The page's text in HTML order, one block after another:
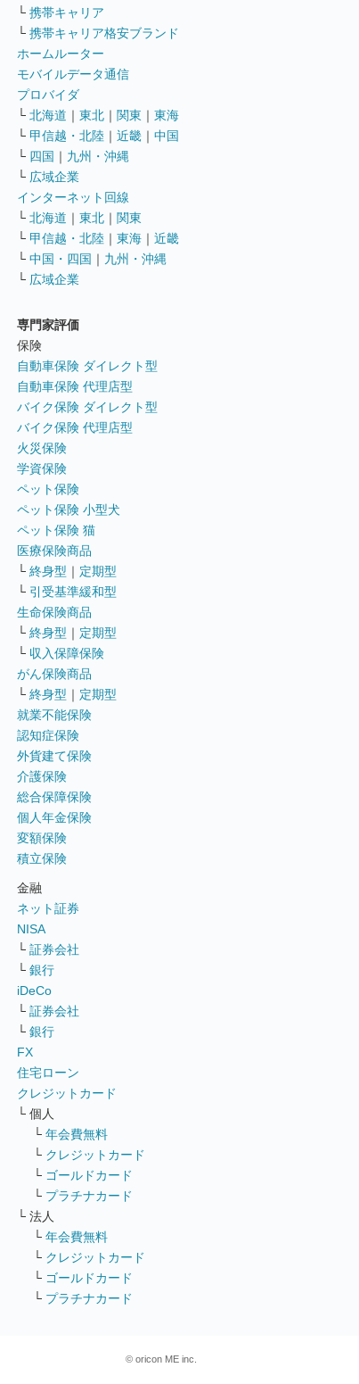
└ 携帯キャリア
└ 携帯キャリア格安ブランド
ホームルーター
モバイルデータ通信
プロバイダ
└ 北海道 ｜ 東北 ｜ 関東 ｜ 東海
└ 甲信越・北陸 ｜ 近畿 ｜ 中国
└ 四国 ｜ 九州・沖縄
└ 広域企業
インターネット回線
└ 北海道 ｜ 東北 ｜ 関東
└ 甲信越・北陸 ｜ 東海 ｜ 近畿
└ 中国・四国 ｜ 九州・沖縄
└ 広域企業
専門家評価
保険
自動車保険 ダイレクト型
自動車保険 代理店型
バイク保険 ダイレクト型
バイク保険 代理店型
火災保険
学資保険
ペット保険
ペット保険 小型犬
ペット保険 猫
医療保険商品
└ 終身型 ｜ 定期型
└ 引受基準緩和型
生命保険商品
└ 終身型 ｜ 定期型
└ 収入保障保険
がん保険商品
└ 終身型 ｜ 定期型
就業不能保険
認知症保険
外貨建て保険
介護保険
総合保障保険
個人年金保険
変額保険
積立保険
金融
ネット証券
NISA
└ 証券会社
└ 銀行
iDeCo
└ 証券会社
└ 銀行
FX
住宅ローン
クレジットカード
└ 個人
└ 年会費無料
└ クレジットカード
└ ゴールドカード
└ プラチナカード
└ 法人
└ 年会費無料
└ クレジットカード
└ ゴールドカード
└ プラチナカード
© oricon ME inc.